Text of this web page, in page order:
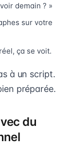
demain ? »
sur votre
ça se voit.
à un script.
préparée.
du